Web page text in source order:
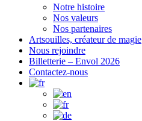
Notre histoire
Nos valeurs
Nos partenaires
Artsouilles, créateur de magie
Nous rejoindre
Billetterie – Envol 2026
Contactez-nous